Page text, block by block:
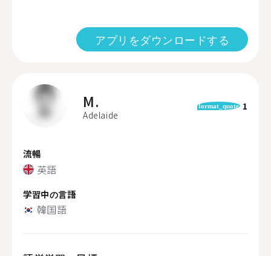
アプリをダウンロードする
M.
Adelaide
format_quote 1
流暢
英語
学習中の言語
韓国語